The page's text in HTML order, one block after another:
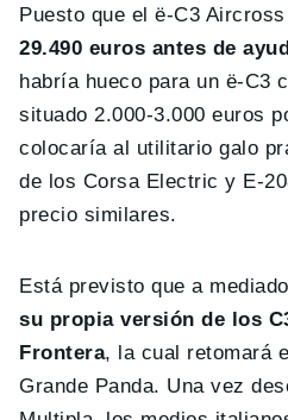
Puesto que el ë-C3 Aircross
29.490 euros antes de
habría hueco para un ë-C3
situado 2.000-3.000 euros
colocaría al utilitario galo
de los Corsa Electric y E-
precio similares.
Está previsto que a
su propia versión de los
Frontera, la cual retomará
Grande Panda. Una vez